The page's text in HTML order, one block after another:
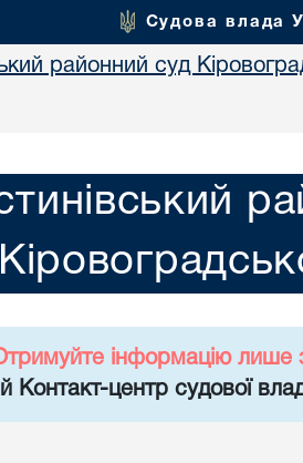
Судова влада
районний суд
інформацію лише
Контакт-центр судової